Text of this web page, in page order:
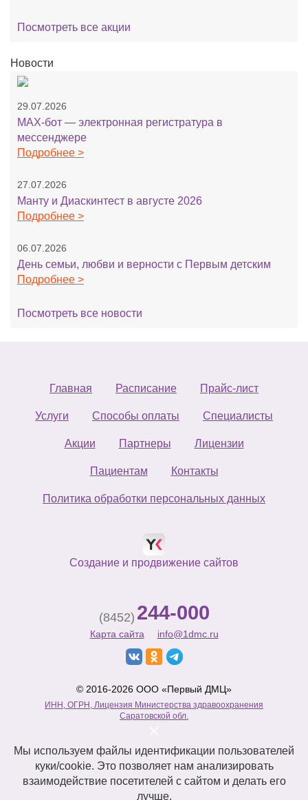
Посмотреть все акции
Новости
29.07.2026
MAX-бот — электронная регистратура в
мессенджере
Подробнее >
27.07.2026
Манту и Диаскинтест в августе 2026
Подробнее >
06.07.2026
День семьи, любви и верности с Первым детским
Подробнее >
Посмотреть все новости
Главная Расписание Прайс-лист
Услуги Способы оплаты Специалисты
Акции Партнеры Лицензии
Пациентам Контакты
Политика обработки персональных данных
Создание и продвижение сайтов
(8452) 244-000
Карта сайта info@1dmc.ru
© 2016-2026 ООО «Первый ДМЦ»
ИНН, ОГРН, Лицензия Министерства здравоохранения
Саратовской обл.
Мы используем файлы идентификации пользователей
куки/cookie. Это позволяет нам анализировать
взаимодействие посетителей с сайтом и делать его
лучше.